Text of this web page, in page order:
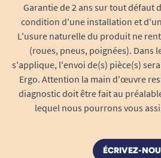
Garantie de 2 ans sur tout défaut
condition d'une installation et
L'usure naturelle du produit ne
(roues, pneus, poignées). Dans
s'applique, l'envoi de(s) pièce(s)
Ergo. Attention la main d'œuvre
diagnostic doit être fait au
lequel nous pourrons vous
ÉCRIVEZ-